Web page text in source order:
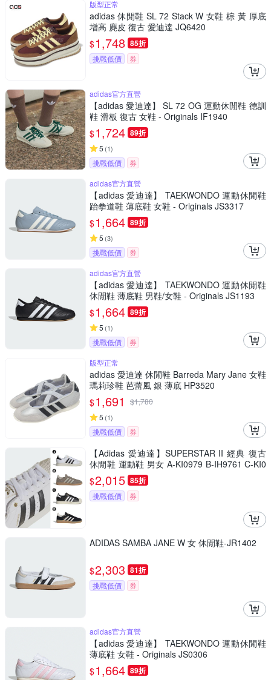
版型正常
adidas 休閒鞋 SL 72 Stack W 女鞋 棕 黃 厚底
增高 麂皮 復古 愛迪達 JQ6420
$1,748 85折
挑戰低價 券
adidas官方直營
【adidas 愛迪達】 SL 72 OG 運動休閒鞋 德訓
鞋 滑板 復古 女鞋 - Originals IF1940
$1,724 89折
5 (1)
挑戰低價
券
adidas官方直營
【adidas 愛迪達】 TAEKWONDO 運動休閒鞋
跆拳道鞋 薄底鞋 女鞋 - Originals JS3317
$1,664 89折
5 (3)
挑戰低價
券
adidas官方直營
【adidas 愛迪達】 TAEKWONDO 運動休閒鞋
休閒鞋 薄底鞋 男鞋/女鞋 - Originals JS1193
$1,664 89折
5 (1)
挑戰低價
券
版型正常
adidas 愛迪達 休閒鞋 Barreda Mary Jane 女鞋
瑪莉珍鞋 芭蕾風 銀 薄底 HP3520
$1,691 $1,780
5 (1)
挑戰低價 券
【Adidas 愛迪達】SUPERSTAR II 經典 復古
休閒鞋 運動鞋 男女 A-KI0979 B-IH9761 C-KI0
981 精選四款
$2,015 85折
挑戰低價 券
ADIDAS SAMBA JANE W 女 休閒鞋-JR1402
$2,303 81折
挑戰低價 券
adidas官方直營
【adidas 愛迪達】 TAEKWONDO 運動休閒鞋
薄底鞋 女鞋 - Originals JS0306
$1,664 89折